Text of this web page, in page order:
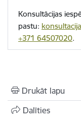
Konsultācijas
pastu:
+371 64507020.
Drukāt lapu
Dalīties